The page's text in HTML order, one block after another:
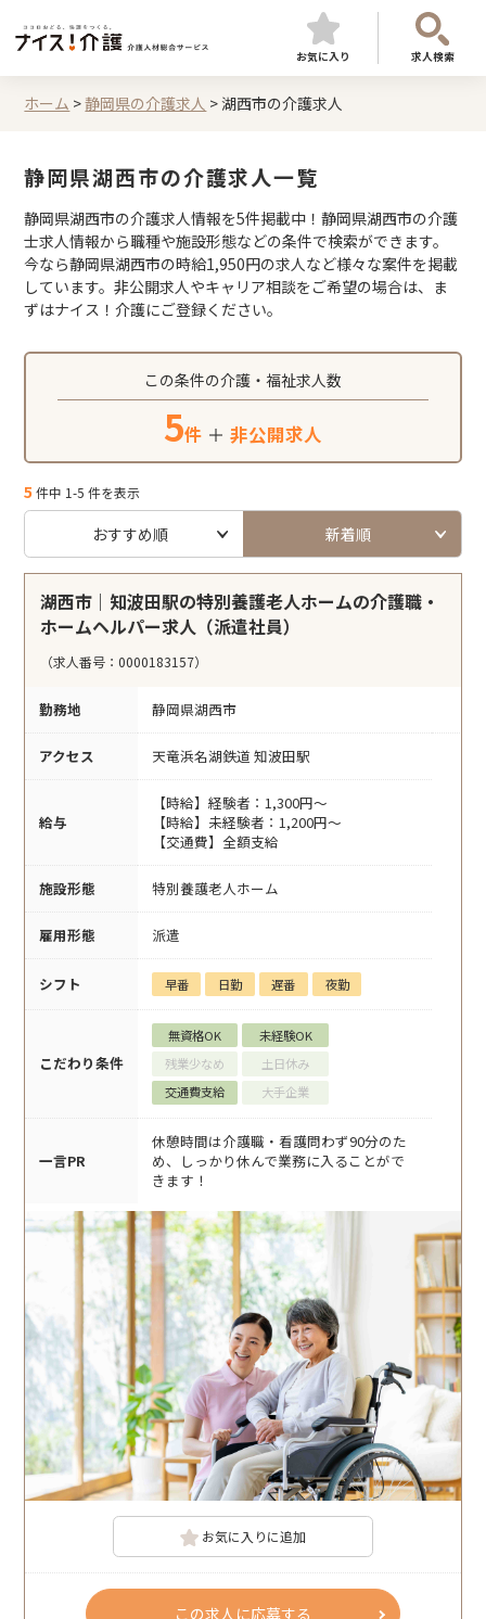
お気に入り 求人検索
ホーム >静岡県の介護求人 >湖西市の介護求人
静岡県湖西市の介護求人一覧
静岡県湖西市の介護求人情報を5件掲載中！静岡県湖西市の介護
士求人情報から職種や施設形態などの条件で検索ができます。
今なら静岡県湖西市の時給1,950円の求人など様々な案件を掲載
しています。非公開求人やキャリア相談をご希望の場合は、ま
ずはナイス！介護にご登録ください。
この条件の介護・福祉求人数
5件 ＋ 非公開求人
5件中 1-5 件を表示
おすすめ順 新着順
湖西市｜知波田駅の特別養護老人ホームの介護職・
ホームヘルパー求人（派遣社員）
（求人番号：0000183157）
勤務地 静岡県湖西市
アクセス 天竜浜名湖鉄道 知波田駅
給与
【時給】経験者：1,300円～
【時給】未経験者：1,200円～
【交通費】全額支給
施設形態 特別養護老人ホーム
雇用形態 派遣
シフト 早番 日勤 遅番 夜勤
こだわり条件
無資格OK
未経験OK
残業少なめ
土日休み
交通費支給
大手企業
一言PR
休憩時間は介護職・看護問わず90分のた
め、しっかり休んで業務に入ることがで
きます！
お気に入りに追加
この求人に応募する